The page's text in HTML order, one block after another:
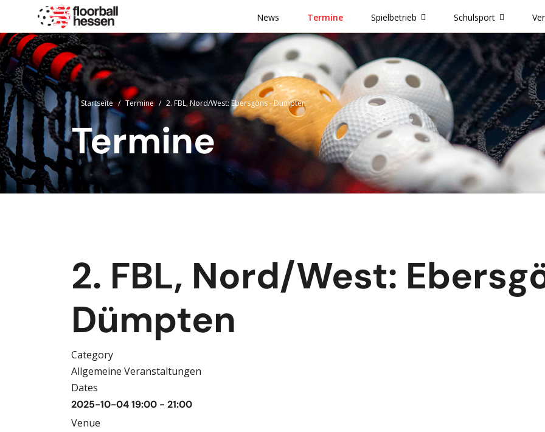
News Termine Spielbetrieb Schulsport
Startseite Termine 2. FBL, Nord/West: Ebersgöns - Dümpten
Termine
2. FBL, Nord/West:
Dümpten
Category
Allgemeine Veranstaltungen
Dates
2025-10-0419:00 - 21:00
Venue